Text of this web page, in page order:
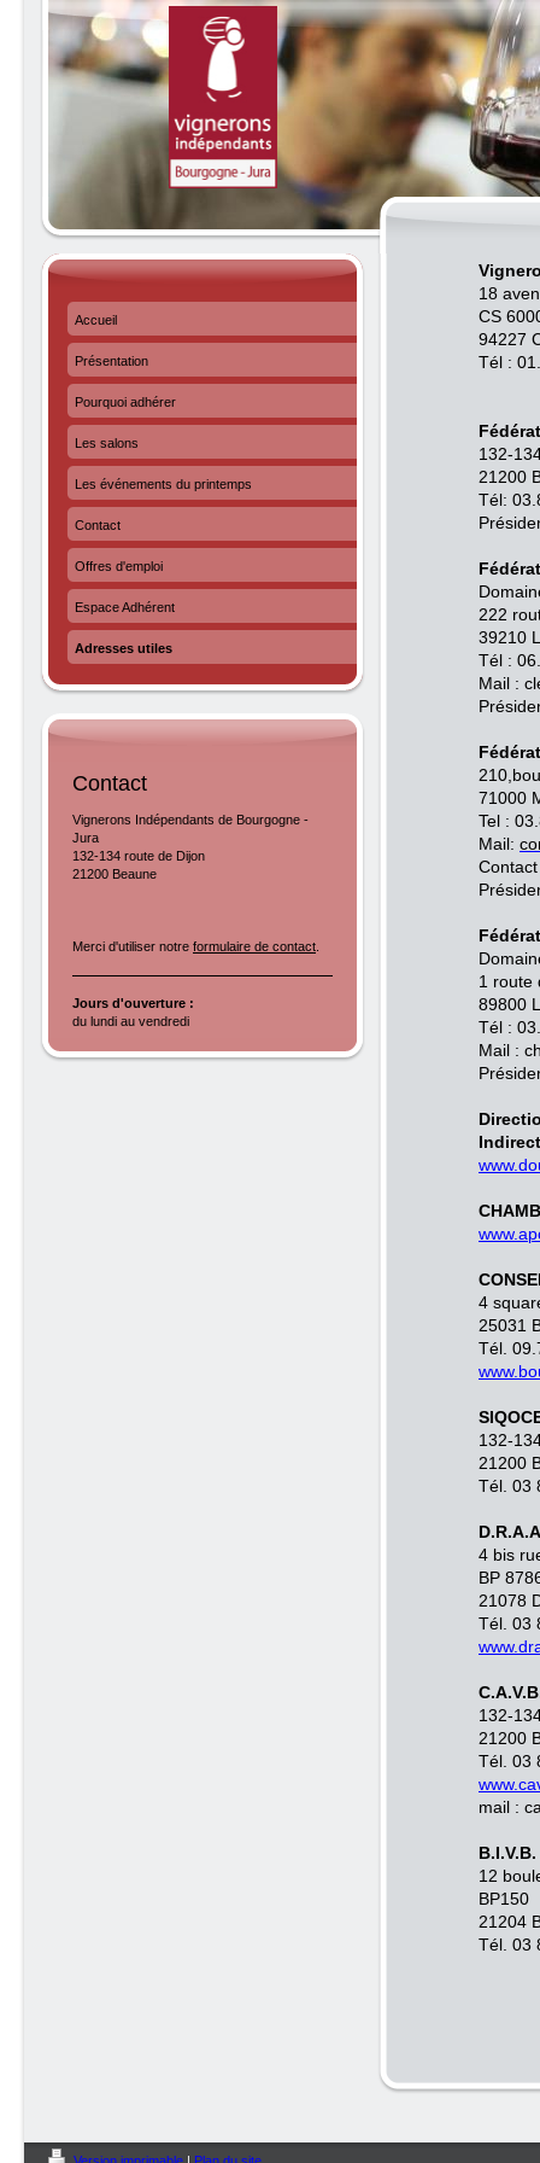
18
CS
94227
Tél :
132-
21200
Tél:
222
39210
Tél :
Mail :
71000
Tel :
Mail:
1 route
89800
Tél :
Mail :
4
25031
Tél.
132-
21200
Tél. 03
4 bis
BP
21078
Tél. 03
132-
21200
Tél. 03
mail :
B.I.V.B.
12
BP150
21204
Tél. 03
Accueil
Présentation
Pourquoi adhérer
Les salons
Les événements du printemps
Contact
Offres d'emploi
Espace Adhérent
Adresses utiles
Contact
Vignerons Indépendants de Bourgogne -
Jura
132-134 route de Dijon
21200 Beaune
Merci d'utiliser notre formulaire de contact
Jours d'ouverture :
du lundi au vendredi